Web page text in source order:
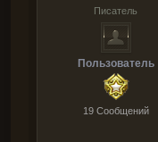
Писатель
Пользователь
19 Cообщений